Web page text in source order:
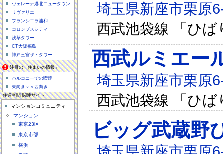
埼玉県新座市栗原
西武池袋線 「ひ
西武ルミエー
埼玉県新座市栗原
西武池袋線 「ひ
ビッグ武蔵野
ヴェレーナ港北ニュータウン
リヴァリエ
ブランシエラ浦和
コロンブスシティ
浅草タワー
CT大阪福島
神戸三宮ザ・タワー
注目の「住まいの情報」
バルコニーでの喫煙
東向きｖｓ西向き
住適空間 関連サイト
マンションコミュニティ
マンション
東京23区
東京市部
横浜